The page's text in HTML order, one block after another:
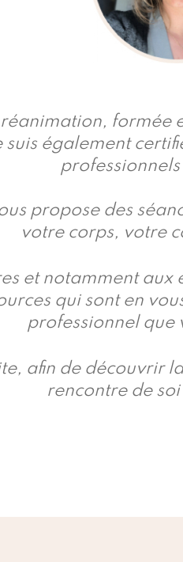
suis également
professionnels
propose des
votre corps, votre
et notamment
qui sont en
professionnel que
afin de découvrir
rencontre de